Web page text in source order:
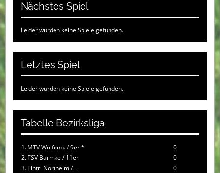
Nächstes Spiel
Leider wurden keine Spiele gefunden.
Letztes Spiel
Leider wurden keine Spiele gefunden.
Tabelle Bezirksliga
1. MTV Wolfenb. / 9er *
0
2. TSV Barmke / 11er
0
3. Eintr. Northeim / .
0